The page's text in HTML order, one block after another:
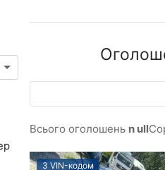
Всього оголошень n ull
З VIN-кодом